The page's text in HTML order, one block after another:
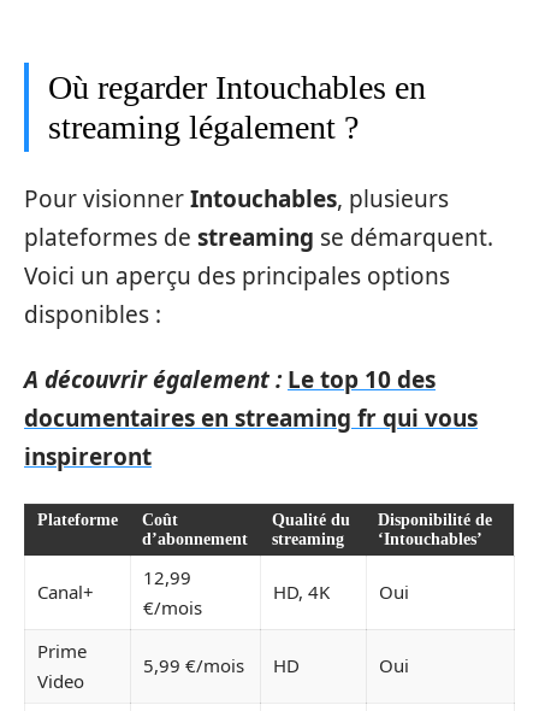
Où regarder Intouchables en
streaming légalement ?
Pour visionnerIntouchables, plusieurs
plateformes de streaming se démarquent.
Voici un aperçu des principales options
disponibles :
A découvrir également : Le top 10 des
documentaires en streaming fr qui vous
inspireront
Plateforme
Coût
d’abonnement
Qualité du
streaming
Disponibilité de
‘Intouchables’
Canal+
12,99
€/mois
HD, 4K Oui
Prime
Video
5,99 €/mois HD Oui